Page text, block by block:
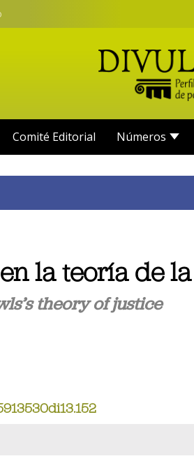
Comité Editorial Números
la teoría de
theory of justice